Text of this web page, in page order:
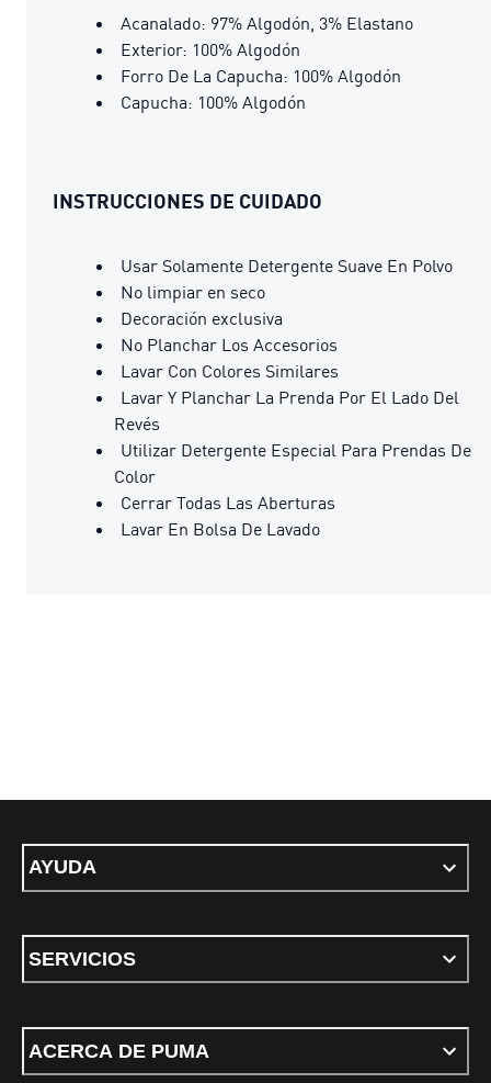
Acanalado: 97% Algodón, 3% Elastano
Exterior: 100% Algodón
Forro De La Capucha: 100% Algodón
Capucha: 100% Algodón
INSTRUCCIONES DE CUIDADO
Usar Solamente Detergente Suave En Polvo
No limpiar en seco
Decoración exclusiva
No Planchar Los Accesorios
Lavar Con Colores Similares
Lavar Y Planchar La Prenda Por El Lado Del
Revés
Utilizar Detergente Especial Para Prendas De
Color
Cerrar Todas Las Aberturas
Lavar En Bolsa De Lavado
AYUDA
SERVICIOS
ACERCA DE PUMA